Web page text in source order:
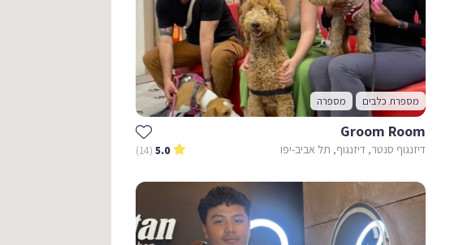
מספרת כלבים מספרה
Groom Room
דיזנגוף סנטר, דיזנגוף, תל אביב-יפו 5.0
(14)